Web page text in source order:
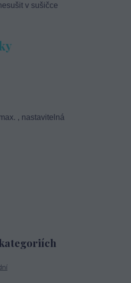
v sušičce
, nastavitelná